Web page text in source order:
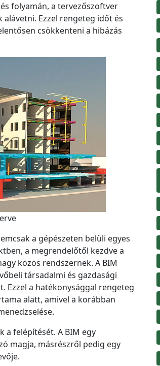
folyamán, a tervezőszoftver
Ezzel rengeteg időt és
csökkenteni a hibázás
a gépészeten belüli egyes
a megrendelőtől kezdve a
közös rendszernek. A BIM
társadalmi és gazdasági
Ezzel a hatékonysággal rengeteg
alatt, amivel a korábban
a felépítését. A BIM egy
magja, másrészről pedig egy